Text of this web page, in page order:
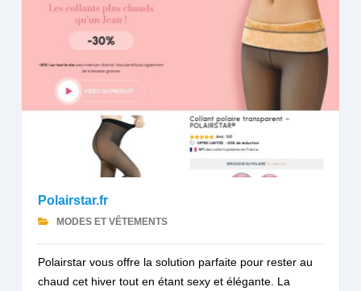
Polairstar.fr
MODES ET VÊTEMENTS
Polairstar vous offre la solution parfaite pour rester au
chaud cet hiver tout en étant sexy et élégante. La